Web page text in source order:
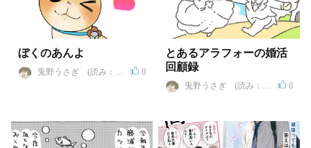
ぼくのあんよ
兎野うさぎ (読み：ト
0
とあるアラフォーの婚活
回顧録
兎野うさぎ (読み：ト
0